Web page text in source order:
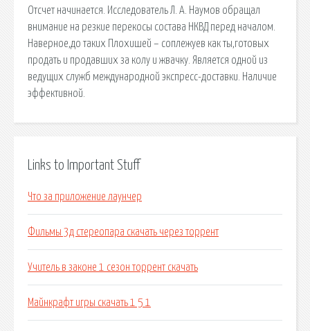
Отсчет начинается. Исследователь Л. А. Наумов обращал
внимание на резкие перекосы состава НКВД перед началом.
Наверное,до таких Плохишей – соплежуев как ты,готовых
продать и продавших за колу и жвачку. Является одной из
ведущих служб международной экспресс-доставки. Наличие
эффективной.
Links to Important Stuff
Что за приложение лаунчер
Фильмы 3д стереопара скачать через торрент
Учитель в законе 1 сезон торрент скачать
Майнкрафт игры скачать 1 5 1